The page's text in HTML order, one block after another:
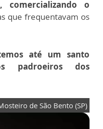
comercializando o
que frequentavam os
até um santo
padroeiros dos
de São Bento (SP)